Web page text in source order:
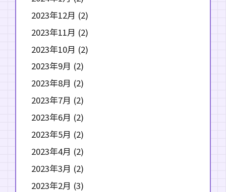
2023年12月 (2)
2023年11月 (2)
2023年10月 (2)
2023年9月 (2)
2023年8月 (2)
2023年7月 (2)
2023年6月 (2)
2023年5月 (2)
2023年4月 (2)
2023年3月 (2)
2023年2月 (3)